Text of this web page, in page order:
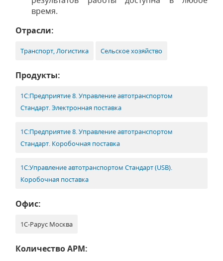
время.
Отрасли:
Транспорт, Логистика Сельское хозяйство
Продукты:
1С:Предприятие 8. Управление автотранспортом
Стандарт. Электронная поставка
1С:Предприятие 8. Управление автотранспортом
Стандарт. Коробочная поставка
1С:Управление автотранспортом Стандарт (USB).
Коробочная поставка
Офис:
1С-Рарус Москва
Количество АРМ: